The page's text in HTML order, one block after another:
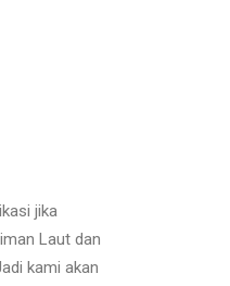
jika
Laut dan
kami akan